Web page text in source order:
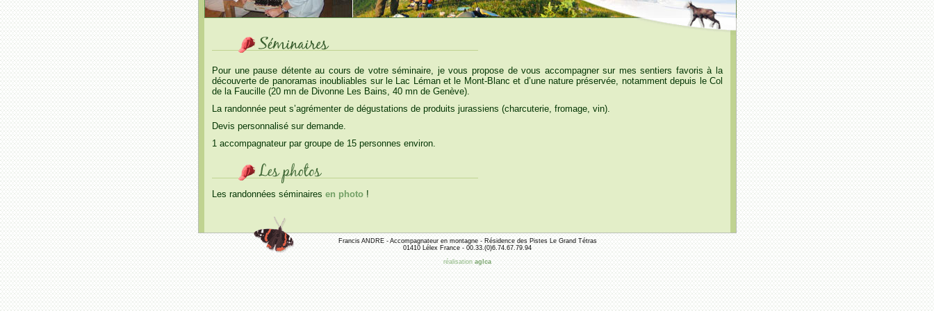
Pour une pause détente au cours de votre séminaire, je vous propose de vous accompagner sur mes sentiers favoris à la
découverte de panoramas inoubliables sur le Lac Léman et le Mont-Blanc et d’une nature préservée, notamment depuis le Col
de la Faucille (20 mn de Divonne Les Bains, 40 mn de Genève).
La randonnée peut s’agrémenter de dégustations de produits jurassiens (charcuterie, fromage, vin).
Devis personnalisé sur demande.
1 accompagnateur par groupe de 15 personnes environ.
Les randonnées séminaires en photo !
Francis ANDRE - Accompagnateur en montagne - Résidence des Pistes Le Grand Tétras
01410 Lélex France - 00.33.(0)6.74.67.79.94
réalisation aglca